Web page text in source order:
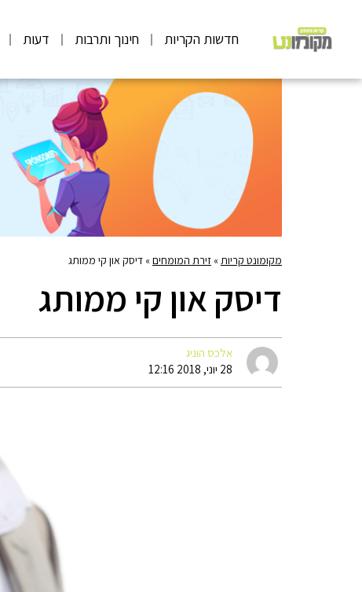
חדשות הקריות חינוך ותרבות דעות
מקומונט קריות » זירת המומחים» דיסק און קי ממותג
דיסק און קי ממותג
אלכס הוניג
28 יוני, 2018 12:16